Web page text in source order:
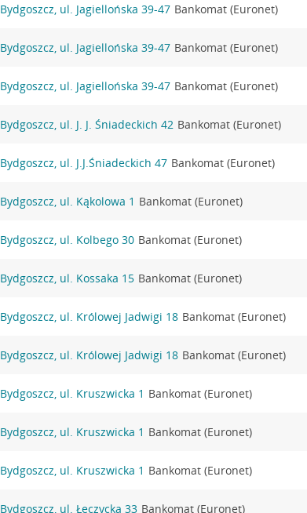
Bydgoszcz, ul. Jagiellońska 39-47 Bankomat (Euronet)
Bydgoszcz, ul. Jagiellońska 39-47 Bankomat (Euronet)
Bydgoszcz, ul. Jagiellońska 39-47 Bankomat (Euronet)
Bydgoszcz, ul. J. J. Śniadeckich 42 Bankomat (Euronet)
Bydgoszcz, ul. J.J.Śniadeckich 47 Bankomat (Euronet)
Bydgoszcz, ul. Kąkolowa 1 Bankomat (Euronet)
Bydgoszcz, ul. Kolbego 30 Bankomat (Euronet)
Bydgoszcz, ul. Kossaka 15 Bankomat (Euronet)
Bydgoszcz, ul. Królowej Jadwigi 18 Bankomat (Euronet)
Bydgoszcz, ul. Królowej Jadwigi 18 Bankomat (Euronet)
Bydgoszcz, ul. Kruszwicka 1 Bankomat (Euronet)
Bydgoszcz, ul. Kruszwicka 1 Bankomat (Euronet)
Bydgoszcz, ul. Kruszwicka 1 Bankomat (Euronet)
Bydgoszcz, ul. Łęczycka 33 Bankomat (Euronet)